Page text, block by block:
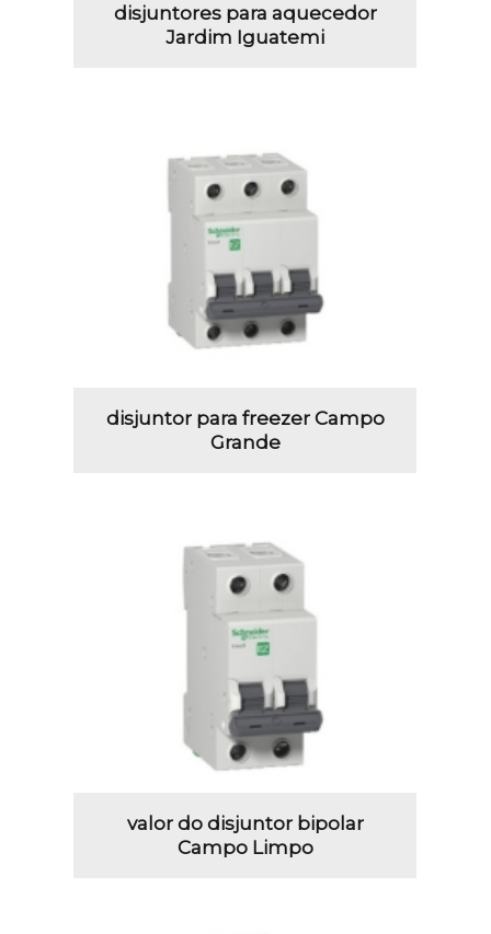
disjuntores para aquecedor
Jardim Iguatemi
disjuntor para freezer Campo
Grande
valor do disjuntor bipolar
Campo Limpo